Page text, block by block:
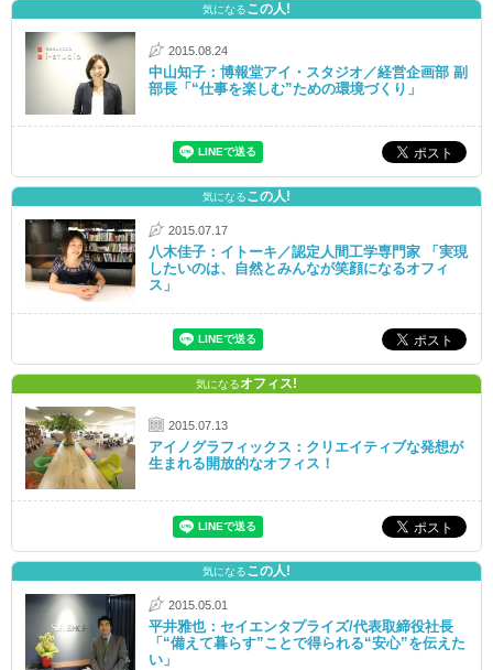
気になるこの人!
2015.08.24
中山知子：博報堂アイ・スタジオ／経営企画部 副
部長「“仕事を楽しむ”ための環境づくり」
気になるこの人!
2015.07.17
八木佳子：イトーキ／認定人間工学専門家 「実現
したいのは、自然とみんなが笑顔になるオフィ
ス」
気になるオフィス!
2015.07.13
アイノグラフィックス：クリエイティブな発想が
生まれる開放的なオフィス！
気になるこの人!
2015.05.01
平井雅也：セイエンタプライズ/代表取締役社長
「“備えて暮らす”ことで得られる“安心”を伝えた
い」